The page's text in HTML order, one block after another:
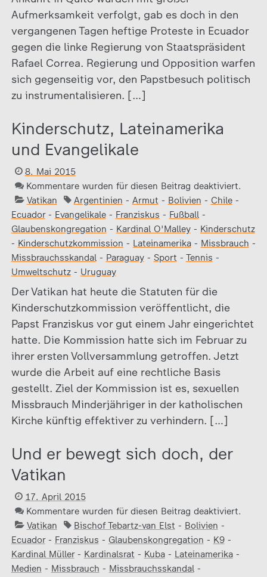
Aufmerksamkeit verfolgt, gab es doch in den
vergangenen Tagen heftige Proteste in Ecuador
gegen die linke Regierung von Staatspräsident
Rafael Correa. Regierung und Opposition warfen
sich gegenseitig vor, den Papstbesuch politisch
zu instrumentalisieren. […]
Kinderschutz, Lateinamerika
und Evangelikale
8. Mai 2015
Kommentare wurden für diesen Beitrag deaktiviert.
Vatikan
Argentinien - Armut - Bolivien - Chile-
Ecuador- Evangelikale- Franziskus - Fußball-
Glaubenskongregation - Kardinal O'Malley- Kinderschutz
- Kinderschutzkommission - Lateinamerika- Missbrauch -
Missbrauchsskandal- Paraguay- Sport - Tennis -
Umweltschutz- Uruguay
Der Vatikan hat heute die Statuten für die
Kinderschutzkommission veröffentlicht, die
Papst Franziskus vor gut einem Jahr eingerichtet
hatte. Die Kommission hatte sich im Februar zu
ihrer ersten Vollversammlung getroffen. Jetzt
wurde die Arbeit auf eine rechtliche Basis
gestellt. Ziel der Kommission ist es, sexuellen
Missbrauch Minderjähriger in der katholischen
Kirche künftig effektiver zu verhindern. […]
Und er bewegt sich doch, der
Vatikan
17. April 2015
Kommentare wurden für diesen Beitrag deaktiviert.
Vatikan
Bischof Tebartz-van Elst - Bolivien -
Ecuador- Franziskus - Glaubenskongregation - K9-
Kardinal Müller- Kardinalsrat - Kuba- Lateinamerika-
Medien - Missbrauch - Missbrauchsskandal-